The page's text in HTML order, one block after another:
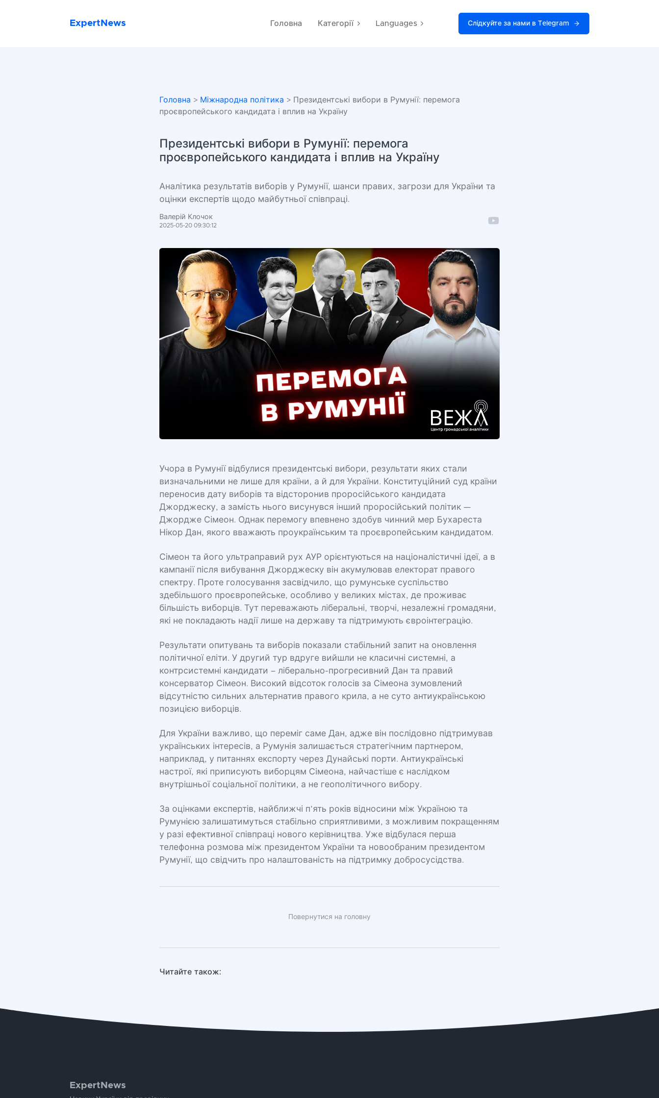
ExpertNews Головна Категорії Languages Слідкуйте за нами в Telegram
Головна > Міжнародна політика > Президентські вибори в Румунії: перемога
проєвропейського кандидата і вплив на Україну
Президентські вибори в Румунії: перемога
проєвропейського кандидата і вплив на Україну
Аналітика результатів виборів у Румунії, шанси правих, загрози для України та
оцінки експертів щодо майбутньої співпраці.
Валерій Клочок
2025-05-20 09:30:12
Учора в Румунії відбулися президентські вибори, результати яких стали
визначальними не лише для країни, а й для України. Конституційний суд країни
переносив дату виборів та відсторонив проросійського кандидата
Джорджеску, а замість нього висунувся інший проросійський політик —
Джордже Сімеон. Однак перемогу впевнено здобув чинний мер Бухареста
Нікор Дан, якого вважають проукраїнським та проєвропейським кандидатом.
Сімеон та його ультраправий рух АУР орієнтуються на націоналістичні ідеї, а в
кампанії після вибування Джорджеску він акумулював електорат правого
спектру. Проте голосування засвідчило, що румунське суспільство
здебільшого проєвропейське, особливо у великих містах, де проживає
більшість виборців. Тут переважають ліберальні, творчі, незалежні громадяни,
які не покладають надії лише на державу та підтримують євроінтеграцію.
Результати опитувань та виборів показали стабільний запит на оновлення
політичної еліти. У другий тур вдруге вийшли не класичні системні, а
контрсистемні кандидати – ліберально-прогресивний Дан та правий
консерватор Сімеон. Високий відсоток голосів за Сімеона зумовлений
відсутністю сильних альтернатив правого крила, а не суто антиукраїнською
позицією виборців.
Для України важливо, що переміг саме Дан, адже він послідовно підтримував
українських інтересів, а Румунія залишається стратегічним партнером,
наприклад, у питаннях експорту через Дунайські порти. Антиукраїнські
настрої, які приписують виборцям Сімеона, найчастіше є наслідком
внутрішньої соціальної політики, а не геополітичного вибору.
За оцінками експертів, найближчі п’ять років відносини між Україною та
Румунією залишатимуться стабільно сприятливими, з можливим покращенням
у разі ефективної співпраці нового керівництва. Уже відбулася перша
телефонна розмова між президентом України та новообраним президентом
Румунії, що свідчить про налаштованість на підтримку добросусідства.
Повернутися на головну
Читайте також:
ExpertNews